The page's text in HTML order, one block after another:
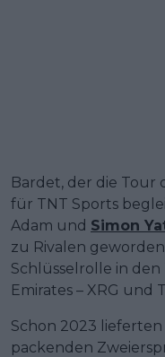
Bardet, der die Tour
für TNT Sports
Adam und Simon
zu Rivalen
Schlüsselrolle in den
Emirates – XRG und
Schon 2023
packenden